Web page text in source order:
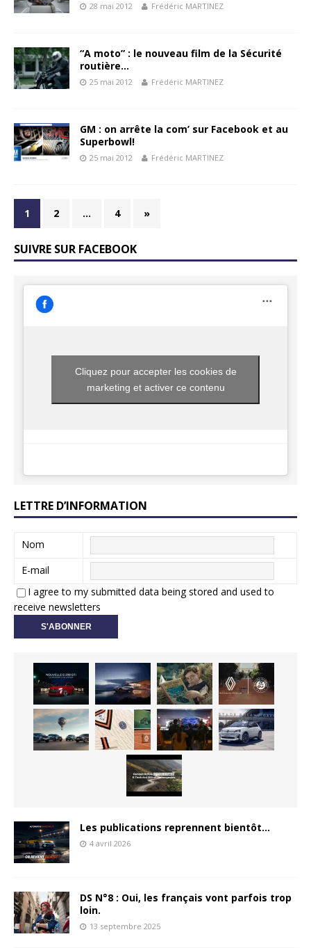
28 mai 2012 Frédéric MARTINEZ
“A moto” : le nouveau film de la Sécurité
routière…
25 mai 2012 Frédéric MARTINEZ
GM : on arrête la com’ sur Facebook et au
Superbowl!
25 mai 2012 Frédéric MARTINEZ
1 2 … 4 »
SUIVRE SUR FACEBOOK
Cliquez pour accepter les cookies de
marketing et activer ce contenu
LETTRE D’INFORMATION
Nom
E-mail
I agree to my submitted data being stored and used to
receive newsletters
Les publications reprennent bientôt…
4 avril 2026
DS N°8 : Oui, les français vont parfois trop
loin.
13 septembre 2025